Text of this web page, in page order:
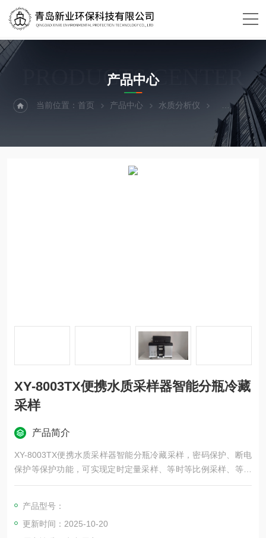
PRODUCTS CENTER
产品中心
当前位置：首页 产品中心 水质分析仪 采样设备
XY-8003TX便携水质采样器智能分瓶冷藏
采样
产品简介
XY-8003TX便携水质采样器智能分瓶冷藏采样，密码保护、断电
保护等保护功能，可实现定时定量采样、等时等比例采样、等流
量等比例采样、手动控制采样、外控采样、 串口控制采样等多种
设置、支持手机APP等功能。
产品型号：
更新时间：2025-10-20